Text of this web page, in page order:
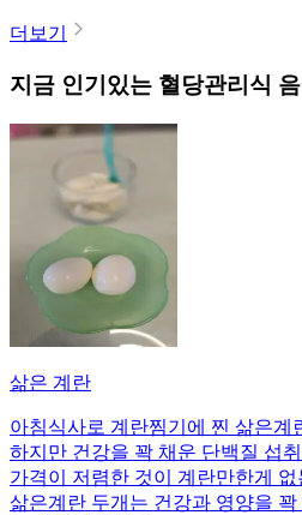
더보기
지금 인기있는 혈당관리식
삶은 계란
아침식사로 계란찜기에 찐 삶은계
하지만 건강을 꽉 채운 단백질 섭
가격이 저렴한 것이 계란만한게
삶은계란 두개는 건강과 영양을